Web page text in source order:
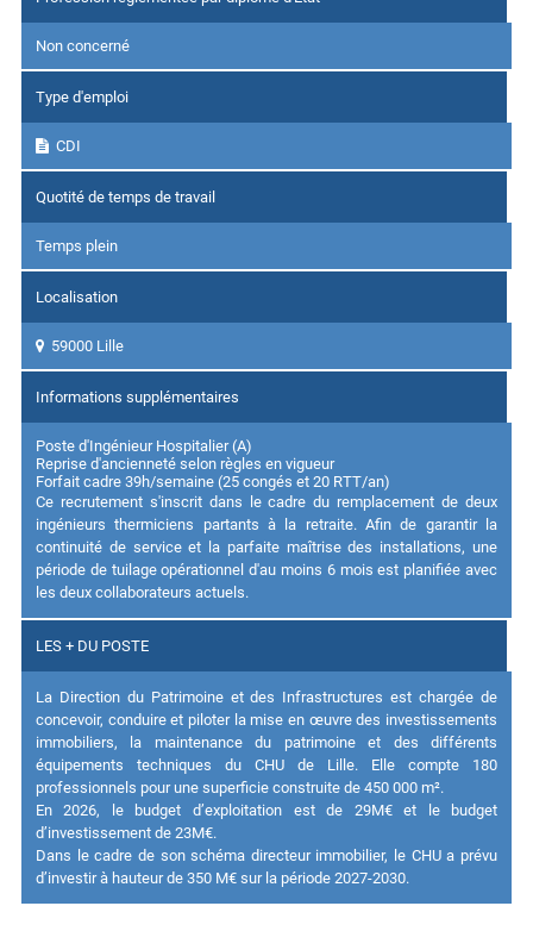
Non concerné
Type d'emploi
CDI
Quotité de temps de travail
Temps plein
Localisation
59000 Lille
Informations supplémentaires
Poste d'Ingénieur Hospitalier (A)
Reprise d'ancienneté selon règles en vigueur
Forfait cadre 39h/semaine (25 congés et 20 RTT/an)
Ce recrutement s'inscrit dans le cadre du remplacement de deux
ingénieurs thermiciens partants à la retraite. Afin de garantir la
continuité de service et la parfaite maîtrise des installations, une
période de tuilage opérationnel d'au moins 6 mois est planifiée avec
les deux collaborateurs actuels.
LES + DU POSTE
La Direction du Patrimoine et des Infrastructures est chargée de
concevoir, conduire et piloter la mise en œuvre des investissements
immobiliers, la maintenance du patrimoine et des différents
équipements techniques du CHU de Lille. Elle compte 180
professionnels pour une superficie construite de 450 000 m².
En 2026, le budget d’exploitation est de 29M€ et le budget
d’investissement de 23M€.
Dans le cadre de son schéma directeur immobilier, le CHU a prévu
d’investir à hauteur de 350 M€ sur la période 2027-2030.